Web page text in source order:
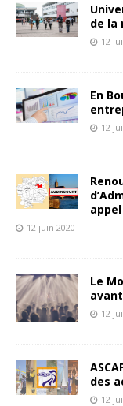
de la
12
En
12
12 juin 2020
Le
12
des
12